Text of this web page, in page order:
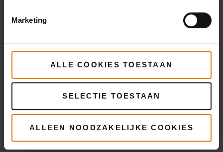
Marketing
ALLE COOKIES TOESTAAN
SELECTIE TOESTAAN
ALLEEN NOODZAKELIJKE COOKIES